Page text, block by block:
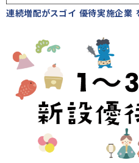
連続増配がスゴイ 優待実施企業